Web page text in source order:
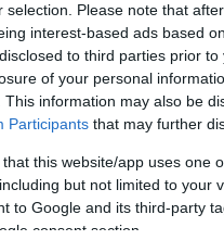
selection. Please note that
interest-based ads based
to third parties prior
of your personal
This information may also be
Participants that may further
that this website/app uses one
but not limited to your
to Google and its third-party
consent section.
ΟΠΑ, Υφυπουργός
συγγραφέας
. Τη συζήτηση
Σπουδών,